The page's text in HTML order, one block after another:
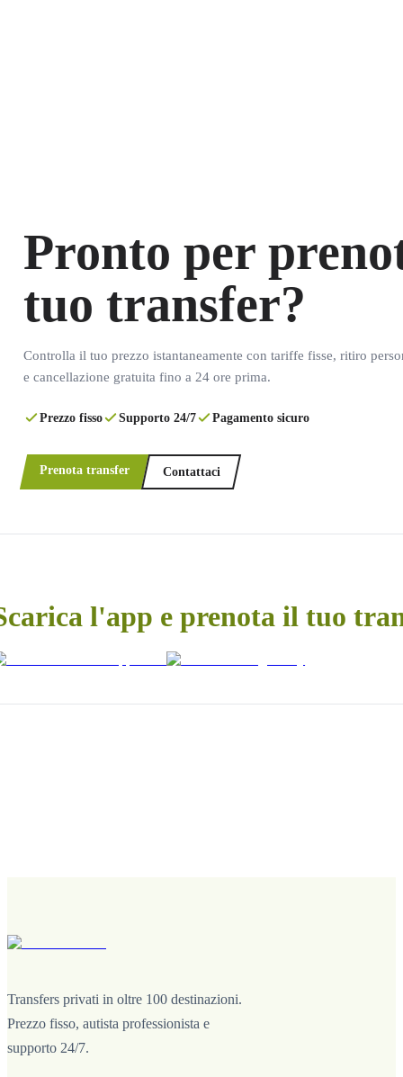
Pronto per
tuo transfer?
Controlla il tuo prezzo istantaneamente con tariffe fisse, ritiro
e cancellazione gratuita fino a 24 ore prima.
Prezzo fisso Supporto 24/7 Pagamento sicuro
Prenota transfer Contattaci
l'app e prenota il tuo
Transfers privati in oltre 100 destinazioni.
Prezzo fisso, autista professionista e
supporto 24/7.